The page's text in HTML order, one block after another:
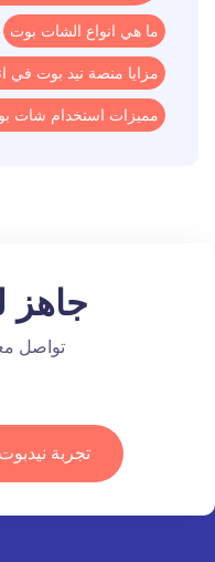
ما هي انواع الشات بوت
مزايا منصة نيد بوت في
مميزات استخدام شات
جاهز
تواصل
تجربة نيدبوت